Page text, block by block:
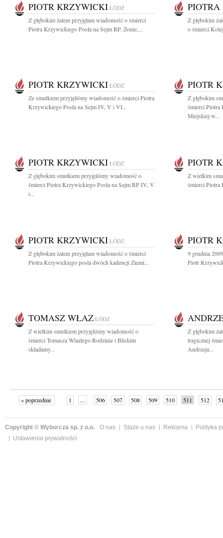
PIOTR KRZYWICKI ŁÓDŹ
Z głębokim żalem przyjęłam wiadomość o śmierci
Piotra Krzywickiego Posła na Sejm RP. Żonie,...
Z głębokim
o śmierci
PIOTR KRZYWICKI ŁÓDŹ
Ze smutkiem przyjęliśmy wiadomość o śmierci Piotra
Krzywickiego Posła na Sejm IV, V i VI...
PIOTR
Z głębokim
śmierci Piotra
Miejskiej w...
PIOTR KRZYWICKI ŁÓDŹ
Z głębokim smutkiem przyjęliśmy wiadomość o
śmierci Piotra Krzywickiego Posła na Sejm RP IV, V
i...
PIOTR
Z wielkim
śmierci
PIOTR KRZYWICKI ŁÓDŹ
Z głębokim żalem przyjęłam wiadomość o śmierci
Piotra Krzywickiego posła dwóch kadencji Ziemi...
PIOTR
9 grudnia
Piotr
TOMASZ WŁAZ ŁÓDŹ
Z wielkim smutkiem przyjęliśmy wiadomość o
śmierci Tomasza Wlazłego Rodzinie i Bliskim
składamy...
Z głębokim
tragicznej
Andrzeja...
« poprzednie 1 ... 506 507 508 509 510 511 512
Copyright © Wyborcza sp. z o.o. O nas Staże u nas Reklama
Polityka
Ustawienia prywatności